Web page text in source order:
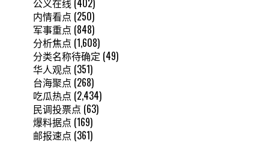
内情看点 (250)
军事重点 (848)
分析焦点 (1,608)
分类名称待确定 (49)
华人观点 (351)
台海聚点 (268)
吃瓜热点 (2,434)
民调投票点 (63)
爆料据点 (169)
邮报速点 (361)